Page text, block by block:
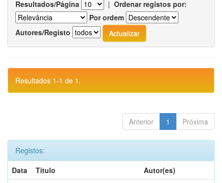
Resultados/Página | Ordenar registos por:
Por ordem
Autores/Registo
Resultados 1-1 de 1.
Anterior 1 Próxima
Registos:
Data
Título
Autor(es)